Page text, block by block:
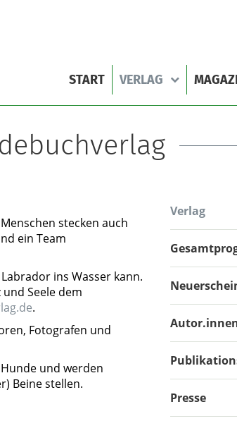
START VERLAG
stecken auch
ein Team
ins Wasser kann.
Seele dem
.
Fotografen und
und werden
Beine stellen.
Verlag
Presse